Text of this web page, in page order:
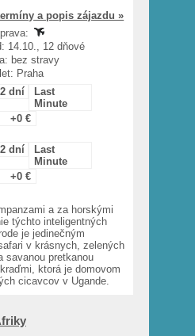
a popis zájazdu »
14.10., 12 dňové
bez stravy
Praha
dní
Last
Minute
+0 €
dní
Last
Minute
+0 €
a za horskými
týchto inteligentných
je jedinečným
v krásnych, zelených
savanou pretkanou
ktorá je domovom
cicavcov v Ugande.